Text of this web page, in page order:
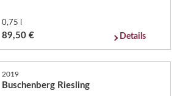
0,75 l
89,50 € Details
2019
Buschenberg Riesling